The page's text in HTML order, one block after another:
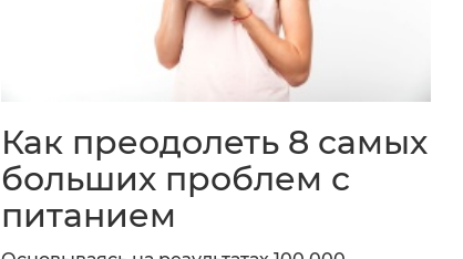
Как преодолеть 8 самых
больших проблем с
питанием